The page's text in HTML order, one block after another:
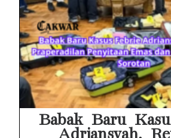
Babak Baru